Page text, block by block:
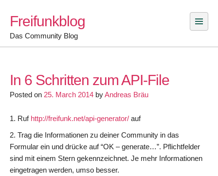
content
Freifunkblog
Das Community Blog
In 6 Schritten zum API-File
Posted on 25. March 2014 byAndreas Bräu
Ruf http://freifunk.net/api-generator/ auf
Trag die Informationen zu deiner Community in das
Formular ein und drücke auf “OK – generate…”. Pflichtfelder
sind mit einem Stern gekennzeichnet. Je mehr Informationen
eingetragen werden, umso besser.